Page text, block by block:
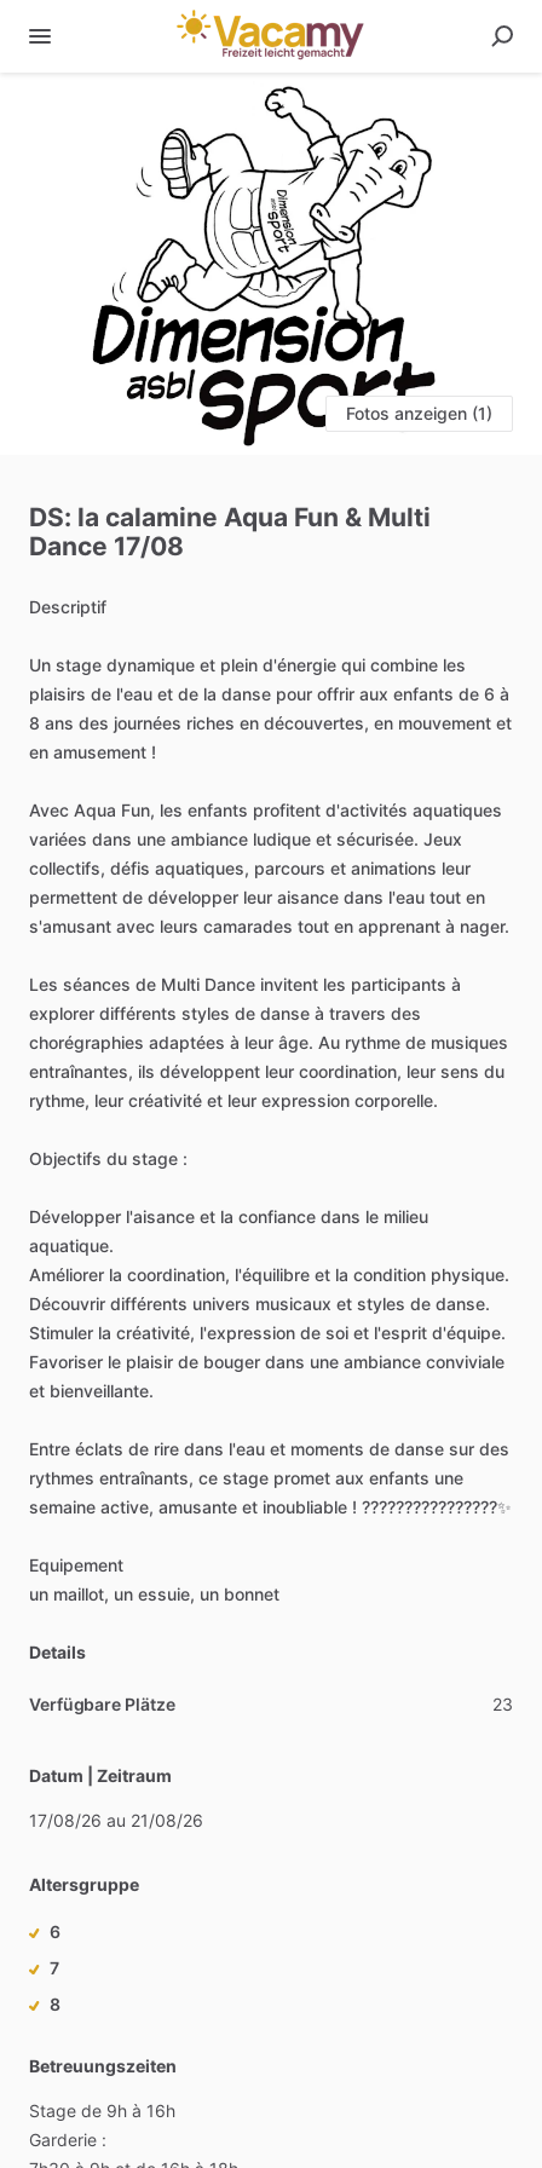
Fotos anzeigen (1)
DS: la calamine Aqua Fun & Multi
Dance 17​/​08
Descriptif
Un stage dynamique et plein d'énergie qui combine les
plaisirs de l'eau et de la danse pour offrir aux enfants de 6 à
8 ans des journées riches en découvertes, en mouvement et
en amusement !
Avec Aqua Fun, les enfants profitent d'activités aquatiques
variées dans une ambiance ludique et sécurisée. Jeux
collectifs, défis aquatiques, parcours et animations leur
permettent de développer leur aisance dans l'eau tout en
s'amusant avec leurs camarades tout en apprenant à nager.
Les séances de Multi Dance invitent les participants à
explorer différents styles de danse à travers des
chorégraphies adaptées à leur âge. Au rythme de musiques
entraînantes, ils développent leur coordination, leur sens du
rythme, leur créativité et leur expression corporelle.
Objectifs du stage :
Développer l'aisance et la confiance dans le milieu
aquatique.
Améliorer la coordination, l'équilibre et la condition physique.
Découvrir différents univers musicaux et styles de danse.
Stimuler la créativité, l'expression de soi et l'esprit d'équipe.
Favoriser le plaisir de bouger dans une ambiance conviviale
et bienveillante.
Entre éclats de rire dans l'eau et moments de danse sur des
rythmes entraînants, ce stage promet aux enfants une
semaine active, amusante et inoubliable ! ????????????????✨
Equipement
un maillot, un essuie, un bonnet
Details
Verfügbare Plätze 23
Datum | Zeitraum
17​/​08​/​26 au 21​/​08​/​26
Altersgruppe
6
7
8
Betreuungszeiten
Stage de 9h à 16h
Garderie :